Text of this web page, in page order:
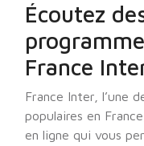
Écoutez
France
France Inter, l’une
populaires en
en ligne qui vous